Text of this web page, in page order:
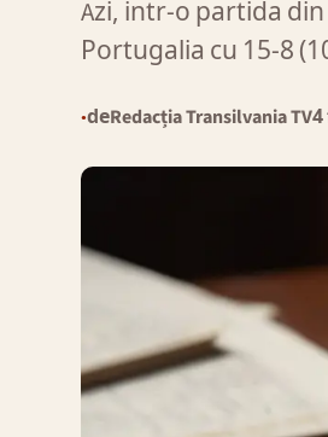
Azi, intr-o partida
Portugalia cu 15-8
●deRedacția Transilvania TV